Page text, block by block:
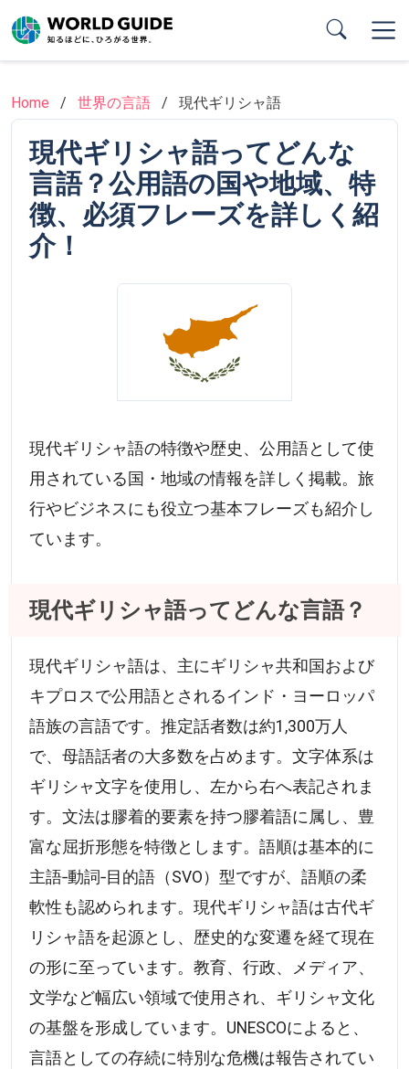
to
main
Home
世界の言語 現代ギリシャ語
現代ギリシャ語ってどんな
言語？公用語の国や地域、特
徴、必須フレーズを詳しく紹
介！
現代ギリシャ語の特徴や歴史、公用語として使
用されている国・地域の情報を詳しく掲載。旅
行やビジネスにも役立つ基本フレーズも紹介し
ています。
現代ギリシャ語ってどんな言語？
現代ギリシャ語は、主にギリシャ共和国および
キプロスで公用語とされるインド・ヨーロッパ
語族の言語です。推定話者数は約1,300万人
で、母語話者の大多数を占めます。文字体系は
ギリシャ文字を使用し、左から右へ表記されま
す。文法は膠着的要素を持つ膠着語に属し、豊
富な屈折形態を特徴とします。語順は基本的に
主語‐動詞‐目的語（SVO）型ですが、語順の柔
軟性も認められます。現代ギリシャ語は古代ギ
リシャ語を起源とし、歴史的な変遷を経て現在
の形に至っています。教育、行政、メディア、
文学など幅広い領域で使用され、ギリシャ文化
の基盤を形成しています。UNESCOによると、
言語としての存続に特別な危機は報告されてい